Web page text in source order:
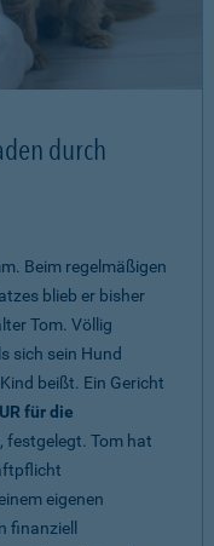
durch
Beim regelmäßigen
blieb er bisher
Tom. Völlig
sich sein Hund
beißt. Ein Gericht
für die
festgelegt. Tom hat
eigenen
finanziell